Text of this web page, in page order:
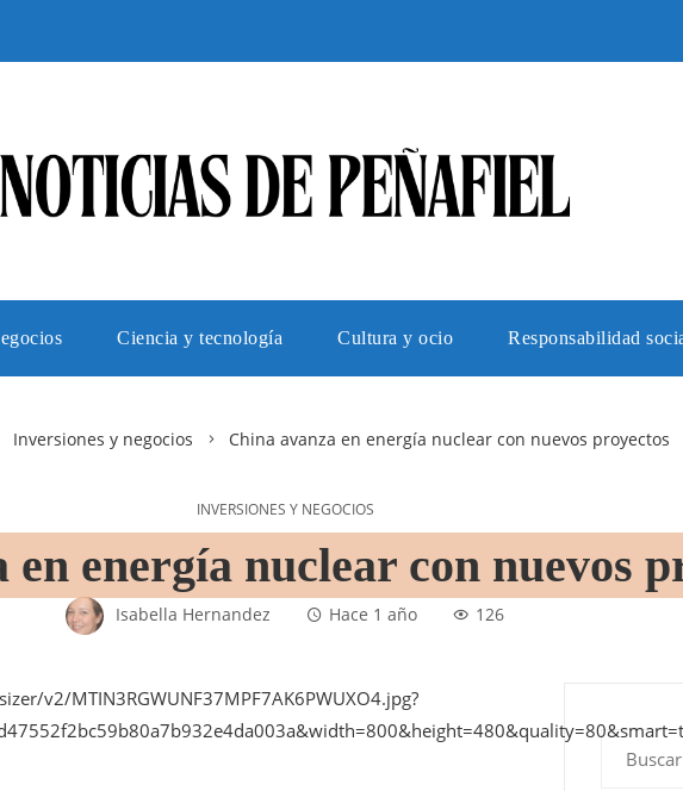
Ciencia y tecnología Cultura y ocio Responsabilidad
Inversiones y negocios China avanza en energía nuclear con nuevos proyectos
INVERSIONES Y NEGOCIOS
en energía nuclear con nuevos
Isabella Hernandez Hace 1 año 126
Buscar: